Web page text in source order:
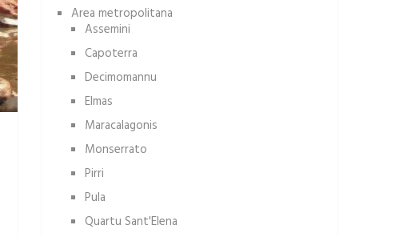
Area metropolitana
Assemini
Capoterra
Decimomannu
Elmas
Maracalagonis
Monserrato
Pirri
Pula
Quartu Sant'Elena